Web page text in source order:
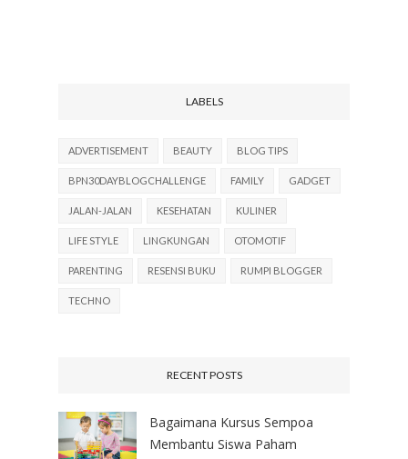
LABELS
ADVERTISEMENT BEAUTY BLOG TIPS
BPN30DAYBLOGCHALLENGE FAMILY GADGET
JALAN-JALAN KESEHATAN KULINER
LIFE STYLE LINGKUNGAN OTOMOTIF
PARENTING RESENSI BUKU RUMPI BLOGGER
TECHNO
RECENT POSTS
Bagaimana Kursus Sempoa
Membantu Siswa Paham